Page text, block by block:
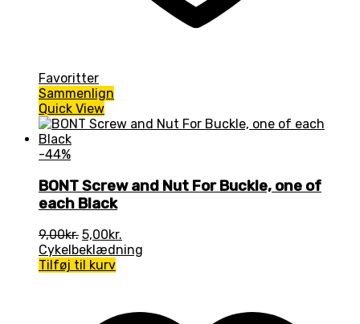
Favoritter
Sammenlign
Quick View
-44%
BONT Screw and Nut For Buckle, one of
each Black
9,00kr. Den
oprindelige
pris
5,00kr.
aktuelle
Cykelbeklædning
Tilføj til kurv